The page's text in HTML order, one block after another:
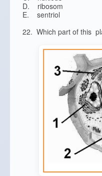
D. ribosom
E. sentriol
22. Which part of this